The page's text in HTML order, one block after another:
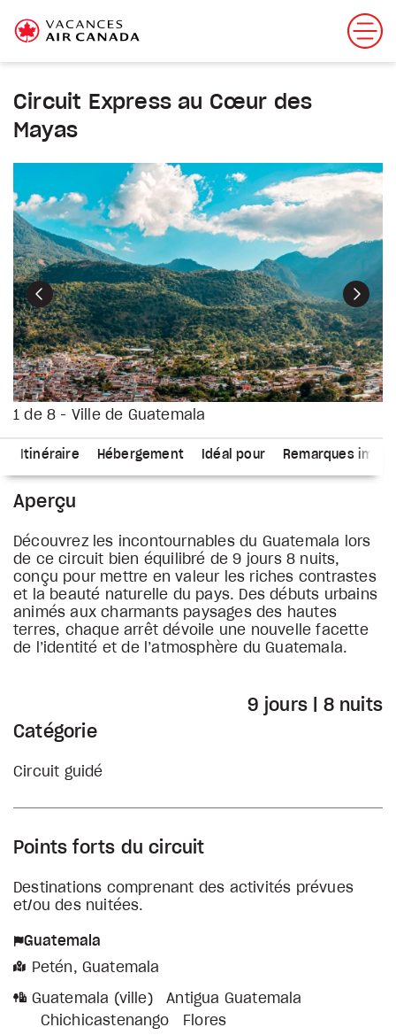
Circuit Express au Cœur des
Mayas
1 de 8 - Ville de Guatemala
Précédent
Itinéraire Hébergement Idéal pour Remarques
Aperçu
Découvrez les incontournables du Guatemala lors
de ce circuit bien équilibré de 9 jours 8 nuits,
conçu pour mettre en valeur les riches contrastes
et la beauté naturelle du pays. Des débuts urbains
animés aux charmants paysages des hautes
terres, chaque arrêt dévoile une nouvelle facette
de l’identité et de l’atmosphère du Guatemala.
9 jours | 8 nuits
Catégorie
Circuit guidé
Points forts du circuit
Destinations comprenant des activités prévues
et/ou des nuitées.
Guatemala
Petén, Guatemala
Guatemala (ville)
Antigua Guatemala
Chichicastenango
Flores